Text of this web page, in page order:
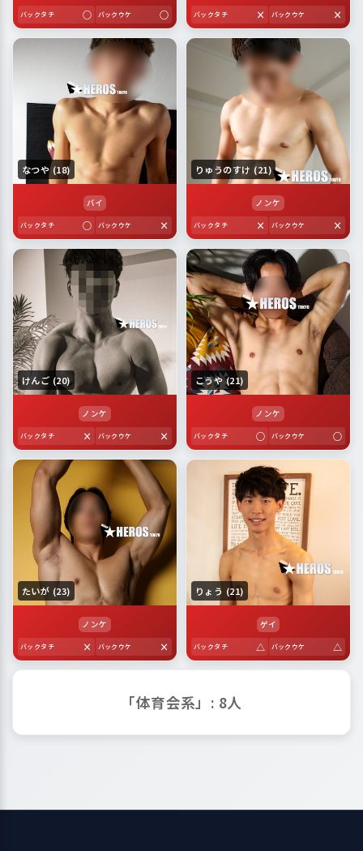
バックタチ ○ バックウケ ○ バックタチ × バックウケ ×
なつや (18)
バイ
バックタチ ○ バックウケ ×
りゅうのすけ (21)
ノンケ
バックタチ × バックウケ ×
けんご (20)
ノンケ
バックタチ × バックウケ ×
こうや (21)
ノンケ
バックタチ ○ バックウケ ○
たいが (23)
ノンケ
バックタチ × バックウケ ×
りょう (21)
ゲイ
バックタチ △ バックウケ △
「体育会系」: 8人